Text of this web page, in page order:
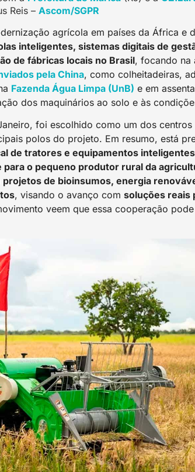
Reis – Ascom/SGPR
agrícola em países da África e
inteligentes, sistemas digitais de
de fábricas locais no Brasil, focando na
pela China, como colheitadeiras,
Fazenda Água Limpa (UnB) e em
dos maquinários ao solo e às
foi escolhido como um dos centros
polos do projeto. Em resumo, está
de tratores e equipamentos inteligentes
o pequeno produtor rural da
projetos de bioinsumos, energia
, visando o avanço com soluções reais
veem que essa cooperação